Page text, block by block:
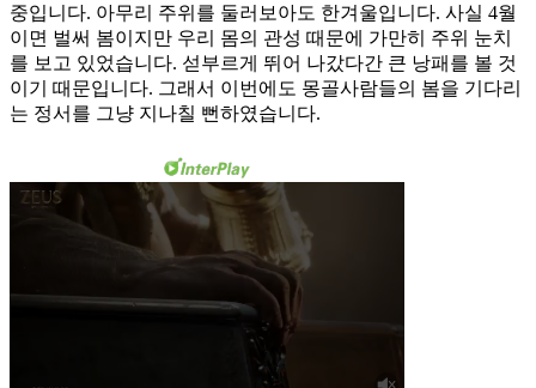
중입니다. 아무리 주위를 둘러보아도 한겨울입니다. 사실 4월
이면 벌써 봄이지만 우리 몸의 관성 때문에 가만히 주위 눈치
를 보고 있었습니다. 섣부르게 뛰어 나갔다간 큰 낭패를 볼 것
이기 때문입니다. 그래서 이번에도 몽골사람들의 봄을 기다리
는 정서를 그냥 지나칠 뻔하였습니다.